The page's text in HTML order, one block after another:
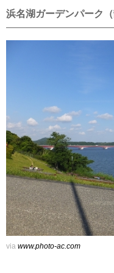
浜名湖ガーデンパーク（
via www.photo-ac.com